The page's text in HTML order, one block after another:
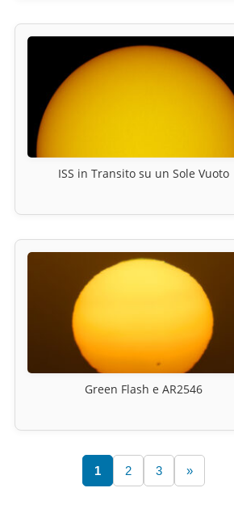
ISS in Transito su un Sole Vuoto
Green Flash e AR2546
1 2 3 »